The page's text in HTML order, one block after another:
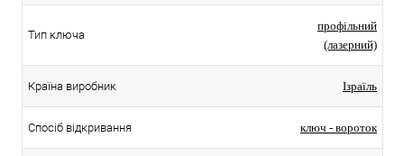
Тип ключа
профільний
(лазерний)
Країна виробник Ізраїль
Спосіб відкривання ключ - вороток